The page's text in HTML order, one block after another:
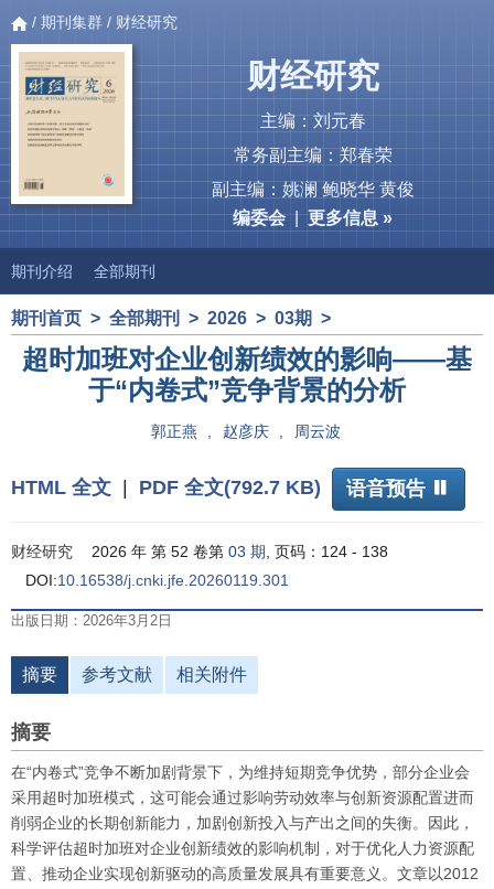
/ 期刊集群 / 财经研究
财经研究
主编：刘元春
常务副主编：郑春荣
副主编：姚澜 鲍晓华 黄俊
编委会|更多信息 »
期刊介绍 全部期刊
期刊首页 > 全部期刊 > 2026 > 03期 >
超时加班对企业创新绩效的影响——基
于“内卷式”竞争背景的分析
郭正燕 赵彦庆 周云波
HTML 全文 PDF 全文(792.7 KB) 语音预告
财经研究 2026 年 第 52 卷第 03 期 , 页码：124 - 138
DOI:10.16538/j.cnki.jfe.20260119.301
出版日期：2026年3月2日
摘要 参考文献 相关附件
摘要
在“内卷式”竞争不断加剧背景下，为维持短期竞争优势，部分企业会
采用超时加班模式，这可能会通过影响劳动效率与创新资源配置进而
削弱企业的长期创新能力，加剧创新投入与产出之间的失衡。因此，
科学评估超时加班对企业创新绩效的影响机制，对于优化人力资源配
置、推动企业实现创新驱动的高质量发展具有重要意义。文章以2012